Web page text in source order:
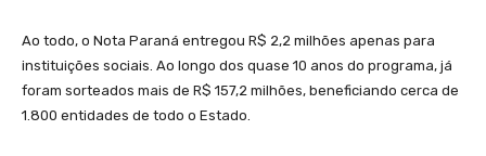
Ao todo, o Nota Paraná entregou R$ 2,2 milhões apenas para
instituições sociais. Ao longo dos quase 10 anos do programa, já
foram sorteados mais de R$ 157,2 milhões, beneficiando cerca de
1.800 entidades de todo o Estado.